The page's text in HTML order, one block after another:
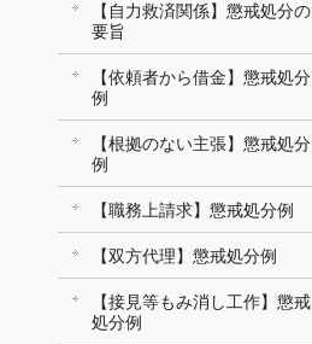
【自力救済関係】懲戒処分の
要旨
【依頼者から借金】懲戒処分
例
【根拠のない主張】懲戒処分
例
【職務上請求】懲戒処分例
【双方代理】懲戒処分例
【接見等もみ消し工作】懲戒
処分例